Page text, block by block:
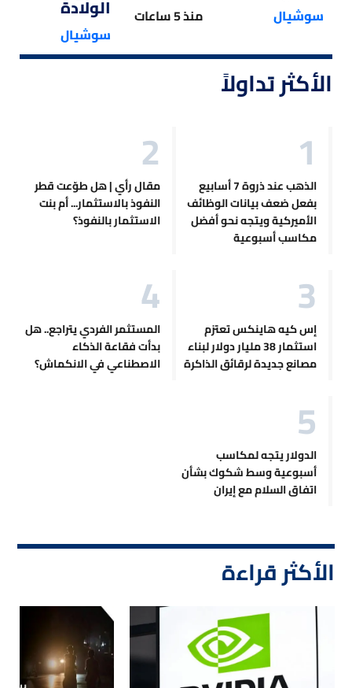
سوشيال منذ 5 ساعات الولادة
سوشيال
الأكثر تداولاً
الذهب عند ذروة 7 أسابيع
بفعل ضعف بيانات الوظائف
الأميركية ويتجه نحو أفضل
مكاسب أسبوعية
مقال رأي | هل طوّعت قطر
النفوذ بالاستثمار... أم بنت
الاستثمار بالنفوذ؟
إس كيه هاينكس تعتزم
استثمار 38 مليار دولار لبناء
مصانع جديدة لرقائق الذاكرة
المستثمر الفردي يتراجع.. هل
بدأت فقاعة الذكاء
الاصطناعي في الانكماش؟
الدولار يتجه لمكاسب
أسبوعية وسط شكوك بشأن
اتفاق السلام مع إيران
الأكثر قراءة